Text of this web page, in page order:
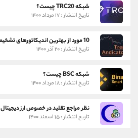
شبکه TRC20 چیست؟
تاریخ انتشار : ۱۷ مرداد ۱۴۰۰
10 مورد از بهترین اندیکاتورهای تشخیص روند
تاریخ انتشار : ۲۰ آذر ۱۴۰۰
شبکه BSC چیست؟
تاریخ انتشار : ۱۸ مرداد ۱۴۰۰
نظر مراجع تقلید در خصوص ارز دیجیتال
تاریخ انتشار : ۱۵ اسفند ۱۴۰۰